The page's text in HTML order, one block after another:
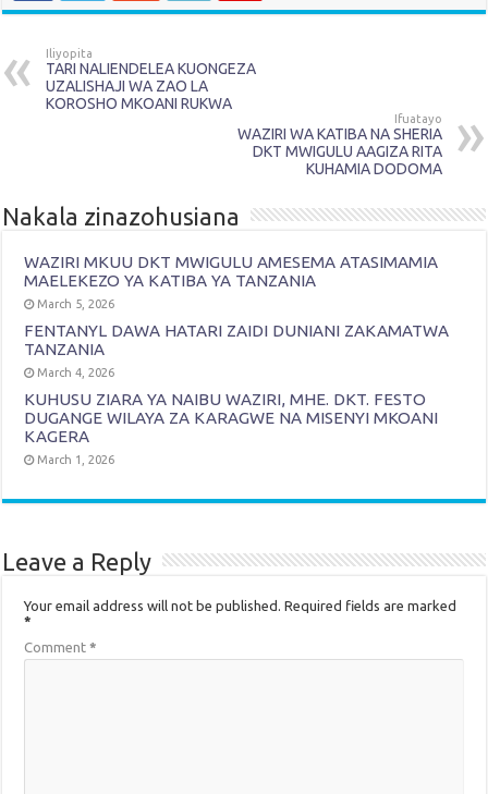
Iliyopita
TARI NALIENDELEA KUONGEZA
UZALISHAJI WA ZAO LA
KOROSHO MKOANI RUKWA
Ifuatayo
WAZIRI WA KATIBA NA SHERIA
DKT MWIGULU AAGIZA RITA
KUHAMIA DODOMA
Nakala zinazohusiana
WAZIRI MKUU DKT MWIGULU AMESEMA ATASIMAMIA
MAELEKEZO YA KATIBA YA TANZANIA
March 5, 2026
FENTANYL DAWA HATARI ZAIDI DUNIANI ZAKAMATWA
TANZANIA
March 4, 2026
KUHUSU ZIARA YA NAIBU WAZIRI, MHE. DKT. FESTO
DUGANGE WILAYA ZA KARAGWE NA MISENYI MKOANI
KAGERA
March 1, 2026
Leave a Reply
Your email address will not be published. Required fields are marked
*
Comment*